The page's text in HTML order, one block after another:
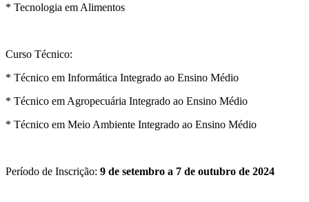
* Tecnologia em Alimentos
Curso Técnico:
* Técnico em Informática Integrado ao Ensino Médio
* Técnico em Agropecuária Integrado ao Ensino Médio
* Técnico em Meio Ambiente Integrado ao Ensino Médio
Período de Inscrição: 9 de setembro a 7 de outubro de 2024